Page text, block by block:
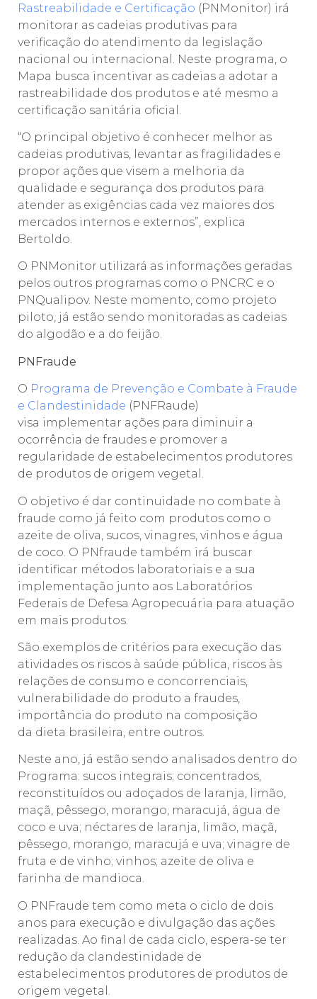
Rastreabilidade e Certificação (PNMonitor) irá
monitorar as cadeias produtivas para
verificação do atendimento da legislação
nacional ou internacional. Neste programa, o
Mapa busca incentivar as cadeias a adotar a
rastreabilidade dos produtos e até mesmo a
certificação sanitária oficial.
“O principal objetivo é conhecer melhor as
cadeias produtivas, levantar as fragilidades e
propor ações que visem a melhoria da
qualidade e segurança dos produtos para
atender as exigências cada vez maiores dos
mercados internos e externos”, explica
Bertoldo.
O PNMonitor utilizará as informações geradas
pelos outros programas como o PNCRC e o
PNQualipov. Neste momento, como projeto
piloto, já estão sendo monitoradas as cadeias
do algodão e a do feijão.
PNFraude
O Programa de Prevenção e Combate à Fraude
e Clandestinidade (PNFRaude)
visa implementar ações para diminuir a
ocorrência de fraudes e promover a
regularidade de estabelecimentos produtores
de produtos de origem vegetal.
O objetivo é dar continuidade no combate à
fraude como já feito com produtos como o
azeite de oliva, sucos, vinagres, vinhos e água
de coco. O PNfraude também irá buscar
identificar métodos laboratoriais e a sua
implementação junto aos Laboratórios
Federais de Defesa Agropecuária para atuação
em mais produtos.
São exemplos de critérios para execução das
atividades os riscos à saúde pública, riscos às
relações de consumo e concorrenciais,
vulnerabilidade do produto a fraudes,
importância do produto na composição
da dieta brasileira, entre outros.
Neste ano, já estão sendo analisados dentro do
Programa: sucos integrais; concentrados,
reconstituídos ou adoçados de laranja, limão,
maçã, pêssego, morango, maracujá, água de
coco e uva; néctares de laranja, limão, maçã,
pêssego, morango, maracujá e uva; vinagre de
fruta e de vinho; vinhos; azeite de oliva e
farinha de mandioca.
O PNFraude tem como meta o ciclo de dois
anos para execução e divulgação das ações
realizadas. Ao final de cada ciclo, espera-se ter
redução da clandestinidade de
estabelecimentos produtores de produtos de
origem vegetal.